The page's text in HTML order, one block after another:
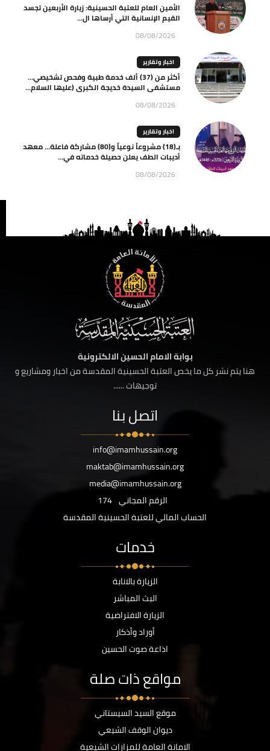
الأمين العام للعتبة الحسينية: زيارة الأربعين تجسد
القيم الإنسانية التي أرساها ال...
08/08/2026
اخبار وتقارير
أكثر من (37) ألف خدمة طبية وفحص تشخيصي…
مستشفى السيدة خديجة الكبرى (عليها السلام...
08/08/2026
اخبار وتقارير
بـ(18) مشروعاً نوعياً و(80) مشاركة فاعلة… معهد
أديبات الطف يعلن حصيلة خدماته في...
08/08/2026
بوابة الامام الحسين الالكترونية
هنا يتم نشر كل ما يخص العتبة الحسينية المقدسة من اخبار ومشاريع و
توجيهات ......
اتصل بنا
info@imamhussain.org
maktab@imamhussain.org
media@imamhussain.org
الرقم المجاني 174
الحساب المالي للعتبة الحسينية المقدسة
خدمات
الزيارة بالانابة
البث المباشر
الزيارة الافتراضية
أوراد وأذكار
اذاعة صوت الحسين
مواقع ذات صلة
موقع السيد السيستاني
ديوان الوقف الشيعي
الامانة العامة للمزارات الشيعية